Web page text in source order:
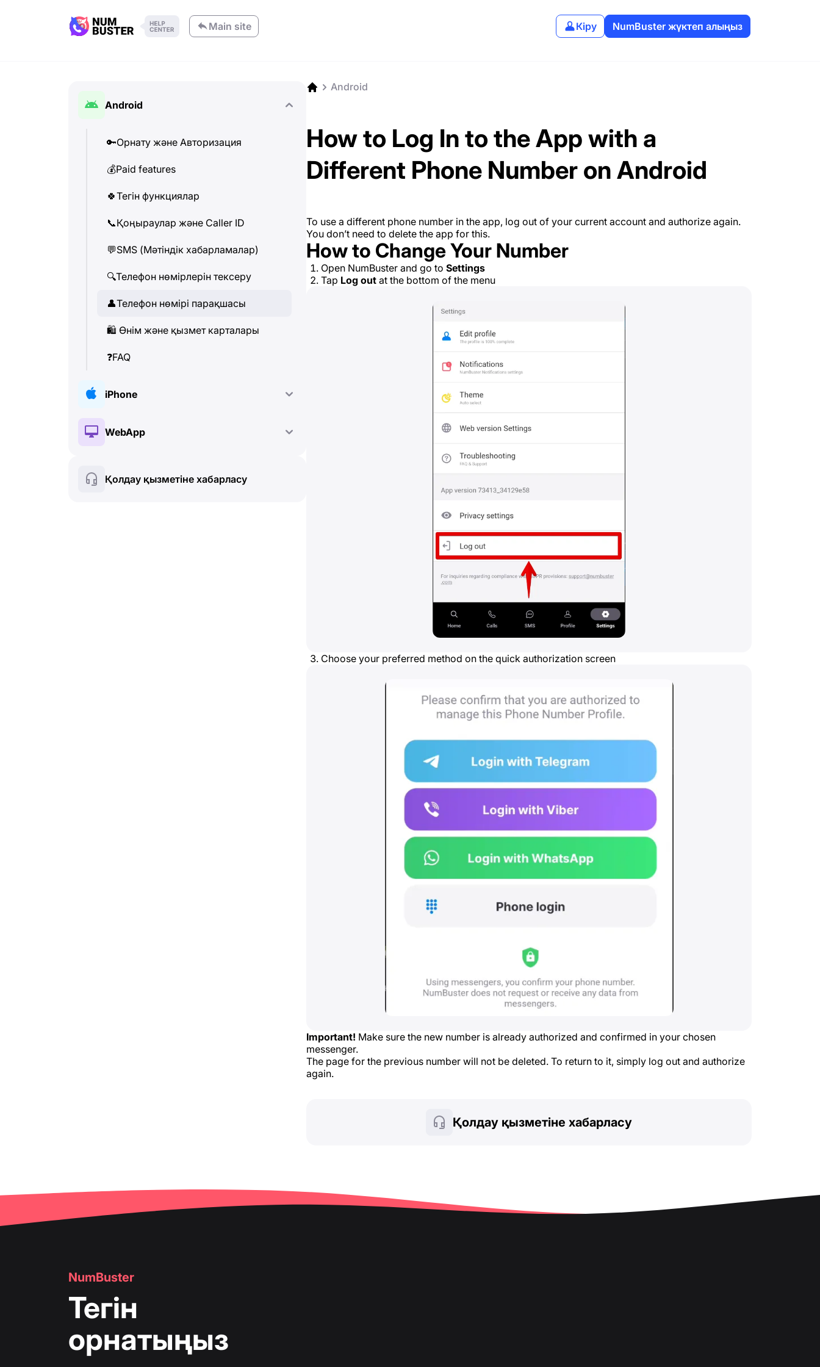
Main site Кіру NumBuster жүктеп алыңыз
Android
🔑Орнату және Авторизация
💰Paid features
🍀Тегін функциялар
📞Қоңыраулар және Caller ID
💬SMS (Мәтіндік хабарламалар)
🔍Телефон нөмірлерін тексеру
👤Телефон нөмірі парақшасы
🛍 ️ Өнім және қызмет карталары
❓FAQ
iPhone
🔑 Орнату және Авторизация
🍀Тегін функциялар
WebApp
Қолдау қызметіне хабарласу
Android
How to Log In to the App with a
Different Phone Number on Android
To use a different phone number in the app, log out of your current account and authorize again.
You don’t need to delete the app for this.
How to Change Your Number
Open NumBuster and go to Settings
Tap Log out at the bottom of the menu
Choose your preferred method on the quick authorization screen
Important! Make sure the new number is already authorized and confirmed in your chosen
messenger.
The page for the previous number will not be deleted. To return to it, simply log out and authorize
again.
Қолдау қызметіне хабарласу
NumBuster
Тегін
орнатыңыз